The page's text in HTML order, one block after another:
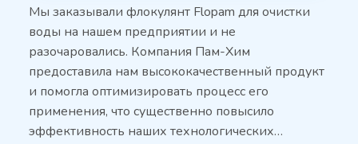
Мы заказывали флокулянт Flopam для очистки
воды на нашем предприятии и не
разочаровались. Компания Пам-Хим
предоставила нам высококачественный продукт
и помогла оптимизировать процесс его
применения, что существенно повысило
эффективность наших технологических…